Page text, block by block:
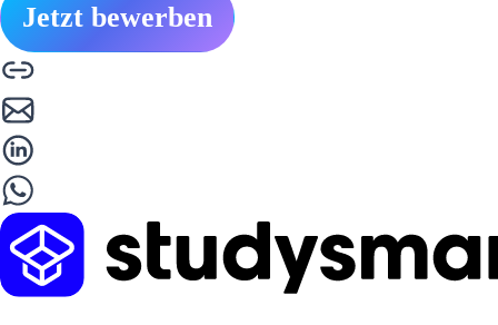
Jetzt bewerben